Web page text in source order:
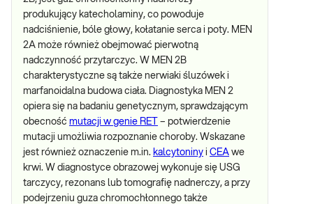
produkujący katecholaminy, co powoduje
nadciśnienie, bóle głowy, kołatanie serca i poty. MEN
2A może również obejmować pierwotną
nadczynność przytarczyc. W MEN 2B
charakterystyczne są także nerwiaki śluzówek i
marfanoidalna budowa ciała. Diagnostyka MEN 2
opiera się na badaniu genetycznym, sprawdzającym
obecność mutacji w genie RET
– potwierdzenie
mutacji umożliwia rozpoznanie choroby. Wskazane
jest również oznaczenie m.in. kalcytoniny i CEA we
krwi. W diagnostyce obrazowej wykonuje się USG
tarczycy, rezonans lub tomografię nadnerczy, a przy
podejrzeniu guza chromochłonnego także